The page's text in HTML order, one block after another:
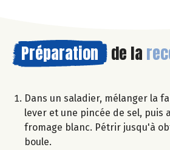
Préparation de la
Dans un saladier, mélanger la
lever et une pincée de sel, puis
fromage blanc. Pétrir jusqu'à
boule.